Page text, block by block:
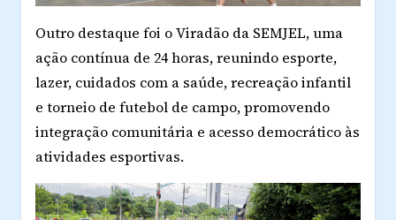
Outro destaque foi oViradão da SEMJEL, uma
ação contínua de 24 horas, reunindo esporte,
lazer, cuidados com a saúde, recreação infantil
e torneio de futebol de campo, promovendo
integração comunitária e acesso democrático às
atividades esportivas.